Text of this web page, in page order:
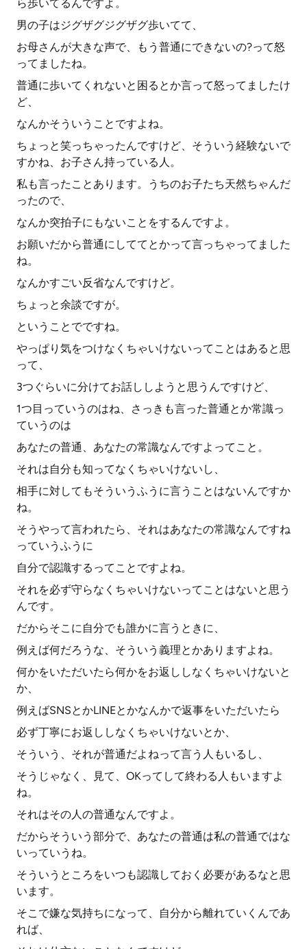
ら歩いてるんですよ。
男の子はジグザグジグザグ歩いてて、
お母さんが大きな声で、もう普通にできないの?って怒
ってましたね。
普通に歩いてくれないと困るとか言って怒ってましたけ
ど、
なんかそういうことですよね。
ちょっと笑っちゃったんですけど、そういう経験ないで
すかね、お子さん持っている人。
私も言ったことあります。うちのお子たち天然ちゃんだ
ったので、
なんか突拍子にもないことをするんですよ。
お願いだから普通にしててとかって言っちゃってました
ね。
なんかすごい反省なんですけど。
ちょっと余談ですが。
ということでですね。
やっぱり気をつけなくちゃいけないってことはあると思
って、
3つぐらいに分けてお話ししようと思うんですけど、
1つ目っていうのはね、さっきも言った普通とか常識っ
ていうのは
あなたの普通、あなたの常識なんですよってこと。
それは自分も知ってなくちゃいけないし、
相手に対してもそういうふうに言うことはないんですか
ね。
そうやって言われたら、それはあなたの常識なんですね
っていうふうに
自分で認識するってことですよね。
それを必ず守らなくちゃいけないってことはないと思う
んです。
だからそこに自分でも誰かに言うときに、
例えば何だろうな、そういう義理とかありますよね。
何かをいただいたら何かをお返ししなくちゃいけないと
か、
例えばSNSとかLINEとかなんかで返事をいただいたら
必ず丁寧にお返ししなくちゃいけないとか、
そういう、それが普通だよねって言う人もいるし、
そうじゃなく、見て、OKってして終わる人もいますよ
ね。
それはその人の普通なんですよ。
だからそういう部分で、あなたの普通は私の普通ではな
いっていうね。
そういうところをいつも認識しておく必要があるなと思
います。
そこで嫌な気持ちになって、自分から離れていくんであ
れば、